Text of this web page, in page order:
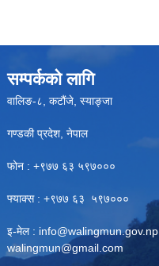
सम्पर्कको लागि
वालिङ-८, कटौंजे, स्याङ्जा
गण्डकी प्रदेश, नेपाल
फोन : +९७७ ६३ ५९७०००
फ्याक्स : +९७७ ६३ ५९७०००
इ-मेल : info@walingmun.gov.np
walingmun@gmail.com